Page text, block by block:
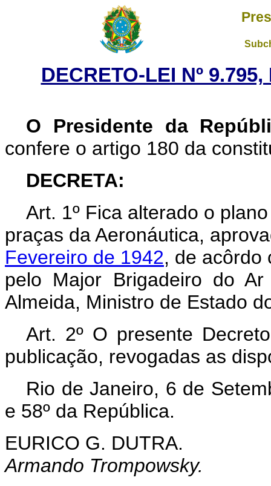
DECRETO-LEI Nº
O Presidente da
confere o artigo 180 da
DECRETA:
Art. 1º Fica alterado o
praças da Aeronáutica,
Fevereiro de 1942, de acôrdo
pelo Major Brigadeiro do
Almeida, Ministro de Estado
Art. 2º O presente
publicação, revogadas as
Rio de Janeiro, 6 de
e 58º da República.
EURICO G. DUTRA.
Armando Trompowsky.